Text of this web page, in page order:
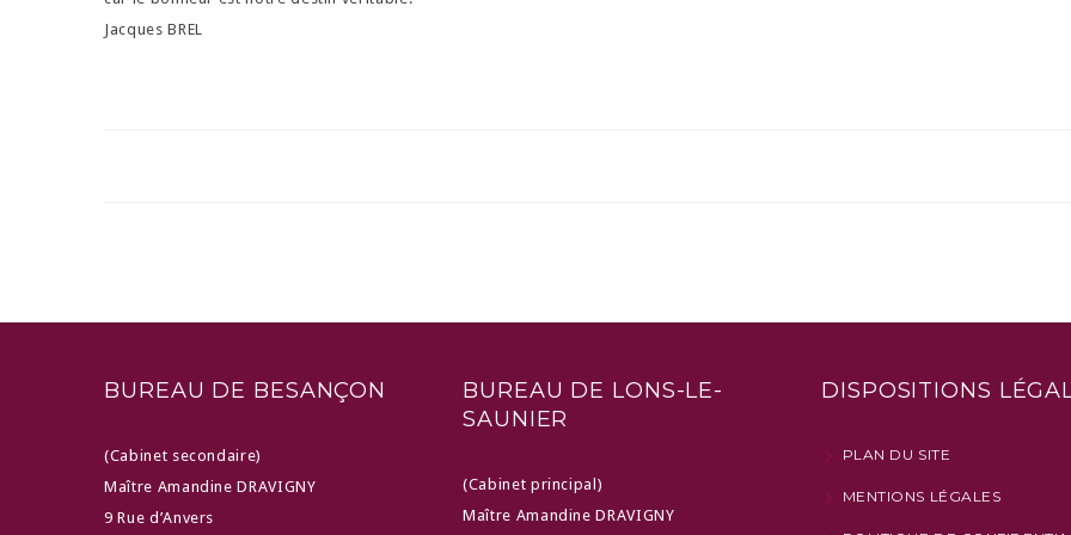
Jacques BREL
BUREAU DE BESANÇON
(Cabinet secondaire)
Maître Amandine DRAVIGNY
9 Rue d’Anvers
BUREAU DE LONS-LE-
SAUNIER
(Cabinet principal)
Maître Amandine DRAVIGNY
DISPOSITIONS
PLAN DU SITE
MENTIONS LÉGALES